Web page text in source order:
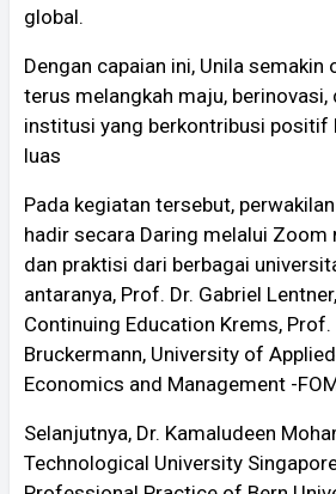
global.
Dengan capaian ini, Unila
terus melangkah maju, berinovasi,
institusi yang berkontribusi positif
luas
Pada kegiatan tersebut,
hadir secara Daring melalui Zoom
dan praktisi dari berbagai
antaranya, Prof. Dr. Gabriel
Continuing Education Krems,
Bruckermann, University of
Economics and Management -
Selanjutnya, Dr. Kamaludeen
Technological University